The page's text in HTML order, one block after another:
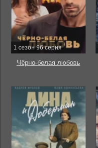
1 сезон 96 серия
Чёрно-белая любовь